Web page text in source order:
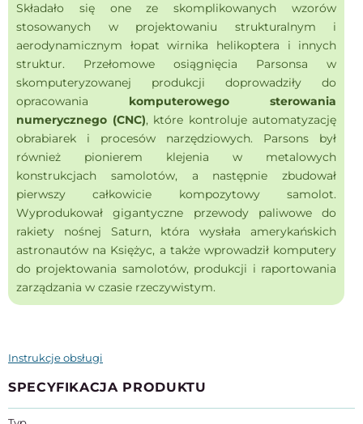
Składało się one ze skomplikowanych wzorów
stosowanych w projektowaniu strukturalnym i
aerodynamicznym łopat wirnika helikoptera i innych
struktur. Przełomowe osiągnięcia Parsonsa w
skomputeryzowanej produkcji doprowadziły do
opracowania komputerowego sterowania
numerycznego (CNC), które kontroluje automatyzację
obrabiarek i procesów narzędziowych.
Parsons był
również pionierem klejenia w metalowych
konstrukcjach samolotów, a następnie zbudował
pierwszy całkowicie kompozytowy samolot.
Wyprodukował gigantyczne przewody paliwowe do
rakiety nośnej Saturn, która wysłała amerykańskich
astronautów na Księżyc, a także wprowadził komputery
do projektowania samolotów, produkcji i raportowania
zarządzania w czasie rzeczywistym.
Instrukcje obsługi
SPECYFIKACJA PRODUKTU